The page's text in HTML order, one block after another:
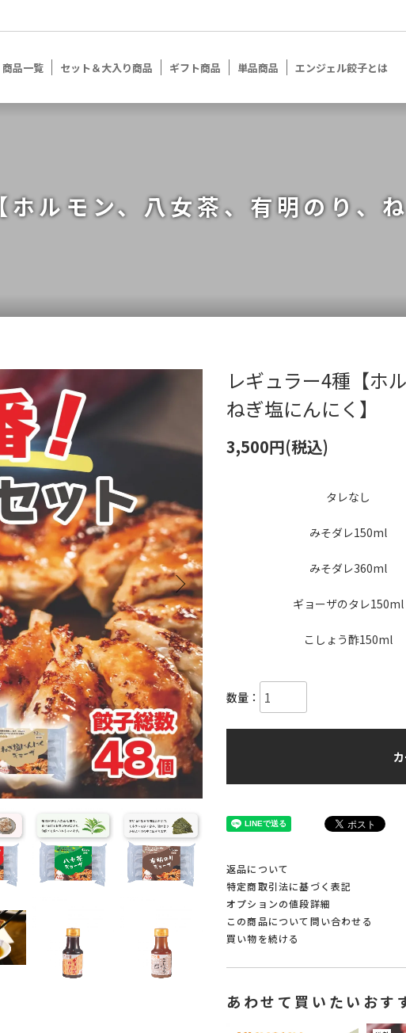
商品一覧 セット＆大入り商品 ギフト商品 単品商品 エンジェル餃子とは
ルモン、八女茶、有明のり、
レギュラー4種【ホ
ねぎ塩にんにく】
3,500円(税込)
タレなし
みそダレ150ml
みそダレ360ml
ギョーザのタレ150ml
こしょう酢150ml
数量：
返品について
特定商取引法に基づく表記
オプションの値段詳細
この商品について問い合わせる
買い物を続ける
あわせて買いたいおす